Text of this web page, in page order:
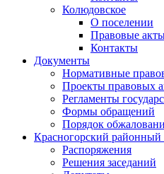
Колюдовское
О поселении
Правовые
Контакты
Документы
Нормативные
Проекты правовых
Регламенты
Формы обращений
Порядок
Красногорский районный
Распоряжения
Решения заседаний